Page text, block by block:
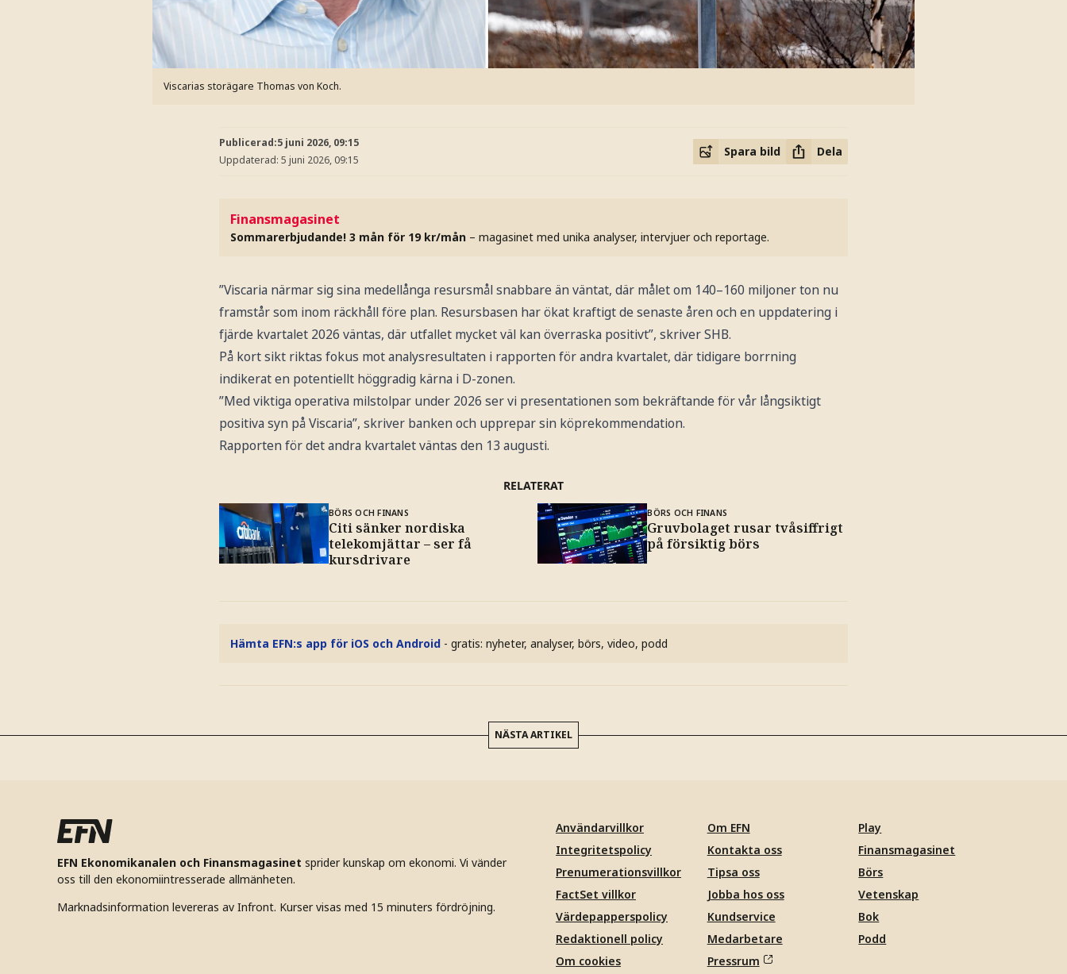
Viscarias storägare Thomas von Koch.
Publicerad:5 juni 2026, 09:15
Uppdaterad: 5 juni 2026, 09:15
Spara bild Dela
Finansmagasinet
Sommarerbjudande! 3 mån för 19 kr/mån – magasinet med unika analyser, intervjuer och reportage.
”Viscaria närmar sig sina medellånga resursmål snabbare än väntat, där målet om 140–160 miljoner ton nu
framstår som inom räckhåll före plan. Resursbasen har ökat kraftigt de senaste åren och en uppdatering i
fjärde kvartalet 2026 väntas, där utfallet mycket väl kan överraska positivt”, skriver SHB.
På kort sikt riktas fokus mot analysresultaten i rapporten för andra kvartalet, där tidigare borrning
indikerat en potentiellt höggradig kärna i D-zonen.
”Med viktiga operativa milstolpar under 2026 ser vi presentationen som bekräftande för vår långsiktigt
positiva syn på Viscaria”, skriver banken och upprepar sin köprekommendation.
Rapporten för det andra kvartalet väntas den 13 augusti.
RELATERAT
BÖRS OCH FINANS
Citi sänker nordiska
telekomjättar – ser få
kursdrivare
BÖRS OCH FINANS
Gruvbolaget rusar tvåsiffrigt
på försiktig börs
Hämta EFN:s app för iOS och Android - gratis: nyheter, analyser, börs, video, podd
NÄSTA ARTIKEL
EFN Ekonomikanalen och Finansmagasinet sprider kunskap om ekonomi. Vi vänder
oss till den ekonomiintresserade allmänheten.
Marknadsinformation levereras av Infront. Kurser visas med 15 minuters fördröjning.
Användarvillkor
Integritetspolicy
Prenumerationsvillkor
FactSet villkor
Värdepapperspolicy
Redaktionell policy
Om cookies
Om EFN
Kontakta oss
Tipsa oss
Jobba hos oss
Kundservice
Medarbetare
Pressrum
Play
Finansmagasinet
Börs
Vetenskap
Bok
Podd